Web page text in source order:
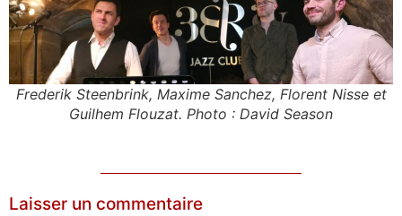
Frederik Steenbrink, Maxime Sanchez, Florent Nisse et
Guilhem Flouzat. Photo : David Season
Laisser un commentaire